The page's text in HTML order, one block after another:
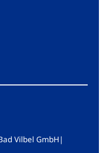
Vilbel GmbH |